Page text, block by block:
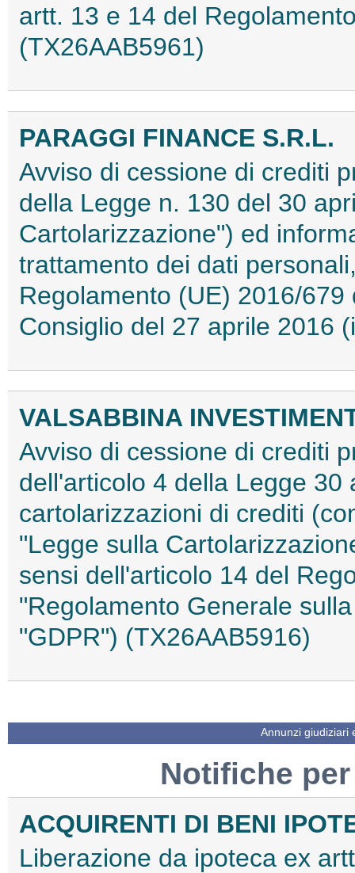
artt. 13 e 14 del
(TX26AAB5961)
PARAGGI FINANCE S.R.L.
Avviso di cessione di crediti
della Legge n. 130 del 30
Cartolarizzazione") ed
trattamento dei dati
Regolamento (UE) 2016/
Consiglio del 27 aprile 2016
VALSABBINA
Avviso di cessione di crediti
dell'articolo 4 della Legge
cartolarizzazioni di crediti
"Legge sulla
sensi dell'articolo 14 del
"Regolamento Generale
"GDPR") (TX26AAB5916)
Annunzi giudiziari
Notifiche
ACQUIRENTI DI BENI
Liberazione da ipoteca ex